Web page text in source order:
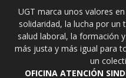
UGT marca unos valores
solidaridad, la lucha por un
salud laboral, la formación
más justa y más igual para
un
OFICINA ATENCIÓN